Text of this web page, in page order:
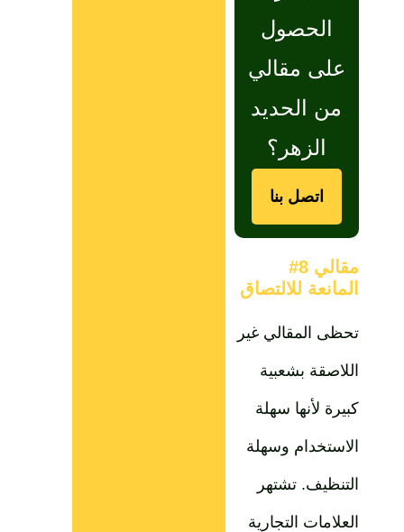
الحصول
على مقالي
من الحديد
الزهر؟
اتصل بنا
مقالي 8#
المانعة للالتصاق
تحظى المقالي غير
اللاصقة بشعبية
كبيرة لأنها سهلة
الاستخدام وسهلة
التنظيف. تشتهر
العلامات التجارية